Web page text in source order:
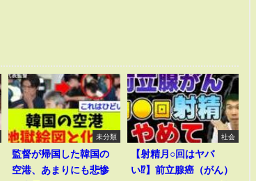
未分類
監督が帰国した韓国の
空港、あまりにも悲惨
社会
【射精月○回はヤバ
い⁉︎】前立腺癌（がん）